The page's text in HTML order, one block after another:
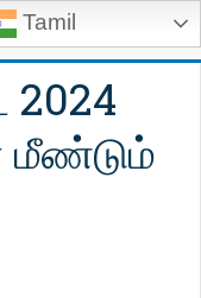
Tamil
2024
மீண்டும்